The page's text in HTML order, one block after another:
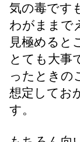
気の毒です
わがままで
見極めると
とても大事
ったときの
想定してお
す。